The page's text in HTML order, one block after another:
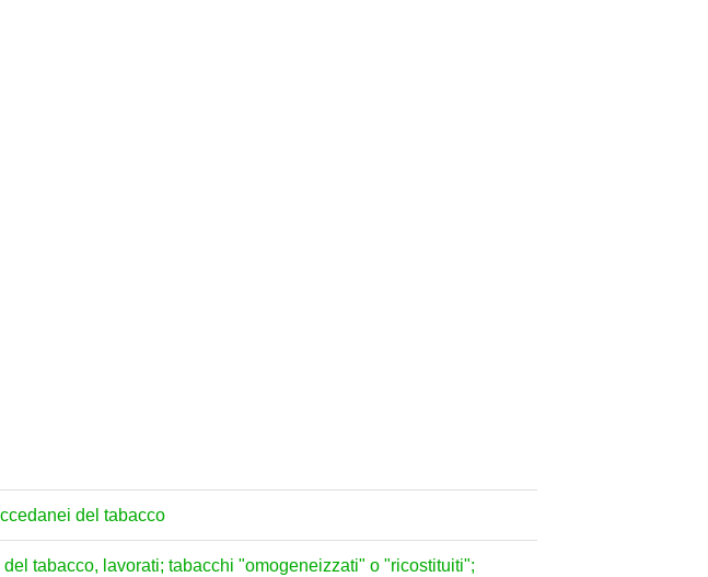
del tabacco
tabacco, lavorati; tabacchi "omogeneizzati" o "ricostituiti";